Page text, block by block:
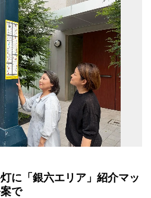
に「銀六エリア」紹介マッ
で